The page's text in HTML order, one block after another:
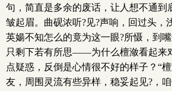
句，简直是多余的废话，让人想不通到
皱起眉。曲砚浓听?见?声响，回过头，
英婸不知怎么的竟为这一眼?所慑，到嘴
只剩下若有所思——为什么檀潋看起来
点疑惑，反倒是心情很不好的样子？“
友，周围灵流有些异样，稳妥起见?，